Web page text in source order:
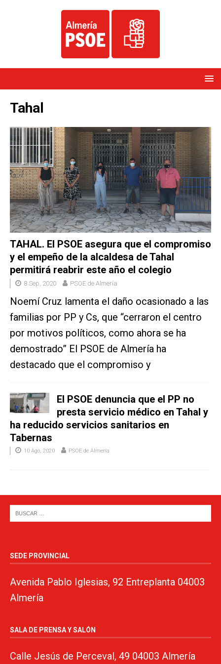
Tahal
TAHAL. El PSOE asegura que el compromiso
y el empeño de la alcaldesa de Tahal
permitirá reabrir este año el colegio
8 Sep, 2020 PSOE de Almería
Noemí Cruz lamenta el daño ocasionado a las
familias por PP y Cs, que “cerraron el centro
por motivos políticos, como ahora se ha
demostrado” El PSOE de Almería ha
destacado que el compromiso y
El PSOE denuncia que el PP no
presta servicio médico en Tahal y
ha reducido servicios sanitarios en
Tabernas
10 Ago, 2020 PSOE de Almería
SEDE PROVINCIAL
Avenida Pablo Iglesias, 92 Entreplanta 04003
Almería
SALA DE PRENSA Y SALÓN
Calle Jesús de Perceval, 49 04003 Almería